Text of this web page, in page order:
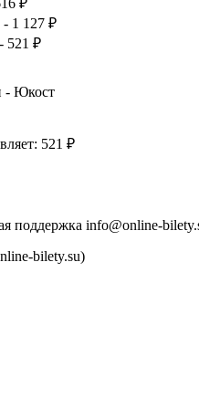
- 1 127 ₽
521 ₽
- Юкост
521 ₽
поддержка info@online-
bilety.su)